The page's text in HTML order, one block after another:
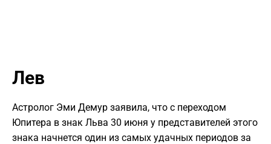
Лев
Астролог Эми Демур заявила, что с переходом
Юпитера в знак Льва 30 июня у представителей этого
знака начнется один из самых удачных периодов за